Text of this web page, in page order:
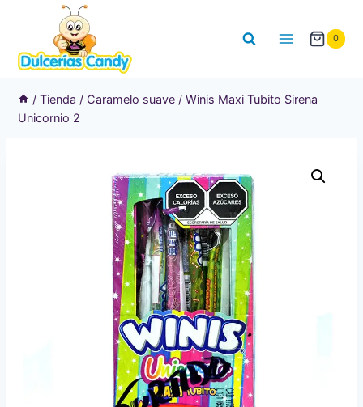
contenido
0
/ Tienda / Caramelo suave / Winis Maxi Tubito Sirena
Unicornio 2